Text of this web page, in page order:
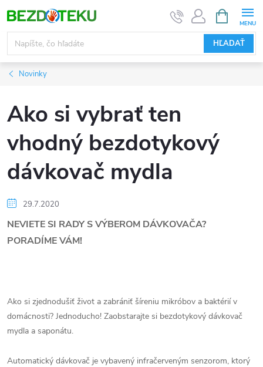
na
obsah
HĽADAŤ
KOŠÍK
Novinky
Ako si vybrať ten
vhodný bezdotykový
dávkovač mydla
29.7.2020
NEVIETE SI RADY S VÝBEROM DÁVKOVAČA?
PORADÍME VÁM!
Ako si zjednodušiť život a zabrániť šíreniu mikróbov a baktérií v
domácnosti? Jednoducho! Zaobstarajte si bezdotykový dávkovač
mydla a saponátu.
Automatický dávkovač je vybavený infračerveným senzorom, ktorý